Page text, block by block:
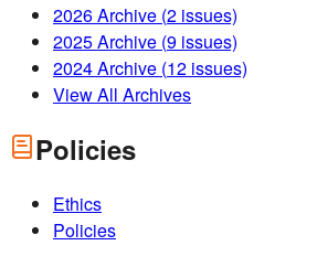
2026Archive (2 issues)
2025Archive (9 issues)
2024Archive (12 issues)
View All Archives
Policies
Ethics
Policies